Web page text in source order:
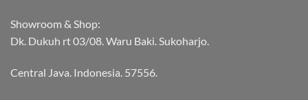
Showroom & Shop:
Dk. Dukuh rt 03/08. Waru Baki. Sukoharjo.
Central Java. Indonesia. 57556.